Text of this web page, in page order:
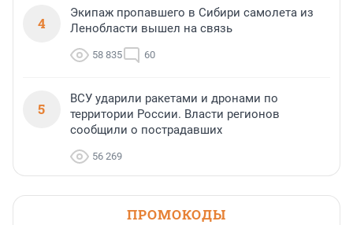
4
Экипаж пропавшего в Сибири самолета из
Ленобласти вышел на связь
58 835 60
5
ВСУ ударили ракетами и дронами по
территории России. Власти регионов
сообщили о пострадавших
56 269
ПРОМОКОДЫ